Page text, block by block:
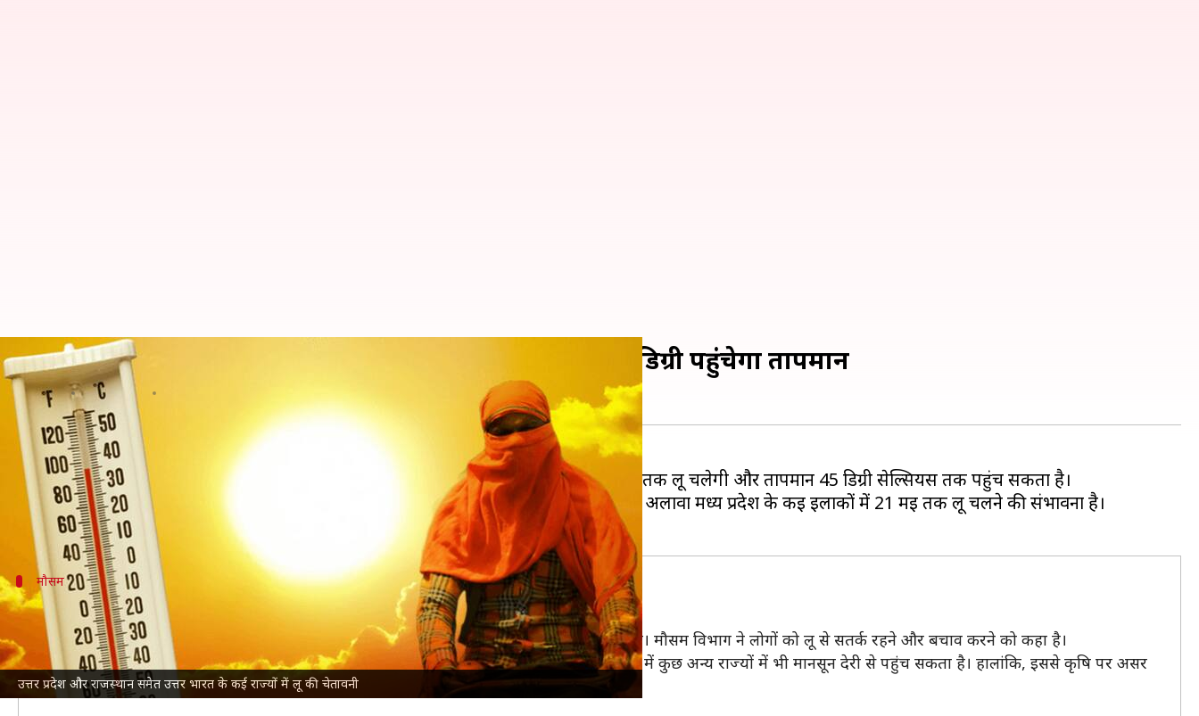
उत्तर प्रदेश और राजस्थान समेत उत्तर भारत के कई राज्यों में लू की चेतावनी
उत्तर प्रदेश और राजस्थान समेत कई राज्यों में 3 दिन चलेगी लू, 45 डिग्री पहुंचेगा तापमान
लेखन गजेंद्र May 19, 2023
क्या है खबर?
भारतीय मौसम विभाग (IMD)
NDTVके मुताबिक, IMD के वरिष्ठ वैज्ञानिक नरेश कुमार ने बताया कि उत्तर प्रदेश और राजस्थान
के अलावा मध्य प्रदेश के कई इलाकों में 21 मई तक लू चलने की संभावना है।
मौसम
कुछ दिन राहत की उम्मीद नहीं, लोग रहें सतर्क
IMD के मुताबिक, अभी फिलहाल मौसम में बदलाव की कोई संभावना नहीं है और राहत की उम्मीद कम है। मौसम विभाग ने लोगों को लू से सतर्क रहने और बचाव करने को कहा है।
बता दें कि इस बार केरल में दक्षिणी पश्चिमीमानसून1 जून को न आकर, 4 जून को प्रवेश कर रहा है। ऐसे में कुछ अन्य राज्यों में भी मानसून देरी से पहुंच सकता है। हालांकि, इससे कृषि पर असर
पड़ने की संभावना नहीं है।